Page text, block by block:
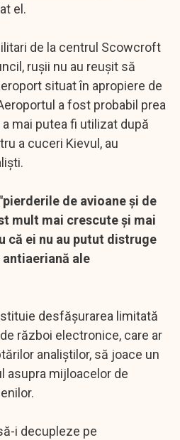
el.
de la centrul Scowcroft
ruşii nu au reuşit să
situat în apropiere de
a fost probabil prea
mai putea fi utilizat după
a cuceri Kievul, au
de avioane şi de
mult mai crescute şi mai
că ei nu au putut distruge
ale
desfăşurarea limitată
război electronice, care ar
analiştilor, să joace un
asupra mijloacelor de
i decupleze pe